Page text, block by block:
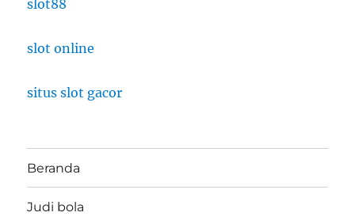
slot88
slot online
situs slot gacor
Beranda
Judi bola